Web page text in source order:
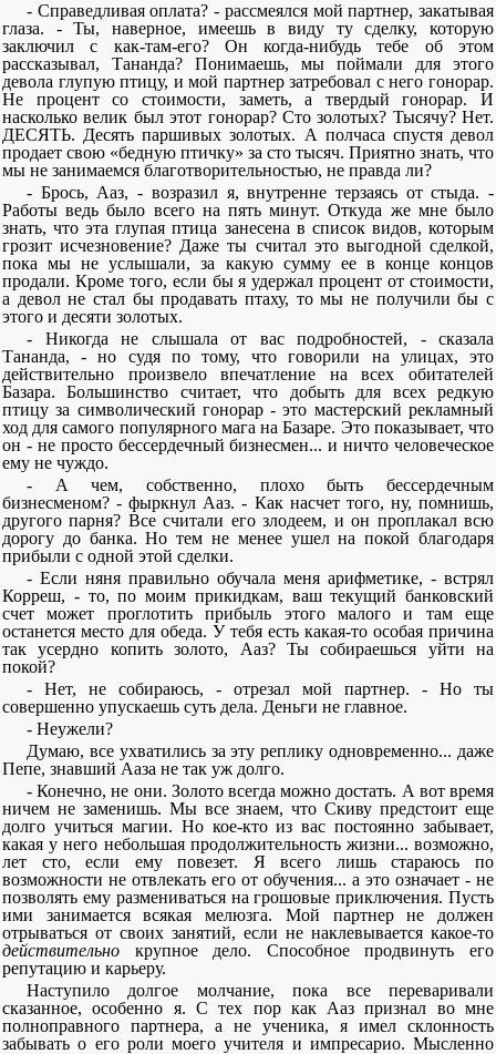
- Справедливая оплата? - рассмеялся мой партнер, закатывая
глаза. - Ты, наверное, имеешь в виду ту сделку, которую
заключил с как-там-его? Он когда-нибудь тебе об этом
рассказывал, Тананда? Понимаешь, мы поймали для этого
девола глупую птицу, и мой партнер затребовал с него гонорар.
Не процент со стоимости, заметь, а твердый гонорар. И
насколько велик был этот гонорар? Сто золотых? Тысячу? Нет.
ДЕСЯТЬ. Десять паршивых золотых. А полчаса спустя девол
продает свою «бедную птичку» за сто тысяч. Приятно знать, что
мы не занимаемся благотворительностью, не правда ли?
- Брось, Ааз, - возразил я, внутренне терзаясь от стыда. -
Работы ведь было всего на пять минут. Откуда же мне было
знать, что эта глупая птица занесена в список видов, которым
грозит исчезновение? Даже ты считал это выгодной сделкой,
пока мы не услышали, за какую сумму ее в конце концов
продали. Кроме того, если бы я удержал процент от стоимости,
а девол не стал бы продавать птаху, то мы не получили бы с
этого и десяти золотых.
- Никогда не слышала от вас подробностей, - сказала
Тананда, - но судя по тому, что говорили на улицах, это
действительно произвело впечатление на всех обитателей
Базара. Большинство считает, что добыть для всех редкую
птицу за символический гонорар - это мастерский рекламный
ход для самого популярного мага на Базаре. Это показывает, что
он - не просто бессердечный бизнесмен... и ничто человеческое
ему не чуждо.
- А чем, собственно, плохо быть бессердечным
бизнесменом? - фыркнул Ааз. - Как насчет того, ну, помнишь,
другого парня? Все считали его злодеем, и он проплакал всю
дорогу до банка. Но тем не менее ушел на покой благодаря
прибыли с одной этой сделки.
- Если няня правильно обучала меня арифметике, - встрял
Корреш, - то, по моим прикидкам, ваш текущий банковский
счет может проглотить прибыль этого малого и там еще
останется место для обеда. У тебя есть какая-то особая причина
так усердно копить золото, Ааз? Ты собираешься уйти на
покой?
- Нет, не собираюсь, - отрезал мой партнер. - Но ты
совершенно упускаешь суть дела. Деньги не главное.
- Неужели?
Думаю, все ухватились за эту реплику одновременно... даже
Пепе, знавший Ааза не так уж долго.
- Конечно, не они. Золото всегда можно достать. А вот время
ничем не заменишь. Мы все знаем, что Скиву предстоит еще
долго учиться магии. Но кое-кто из вас постоянно забывает,
какая у него небольшая продолжительность жизни... возможно,
лет сто, если ему повезет. Я всего лишь стараюсь по
возможности не отвлекать его от обучения... а это означает - не
позволять ему размениваться на грошовые приключения. Пусть
ими занимается всякая мелюзга. Мой партнер не должен
отрываться от своих занятий, если не наклевывается какое-то
действительно крупное дело. Способное продвинуть его
репутацию и карьеру.
Наступило долгое молчание, пока все переваривали
сказанное, особенно я. С тех пор как Ааз признал во мне
полноправного партнера, а не ученика, я имел склонность
забывать о его роли моего учителя и импресарио. Мысленно